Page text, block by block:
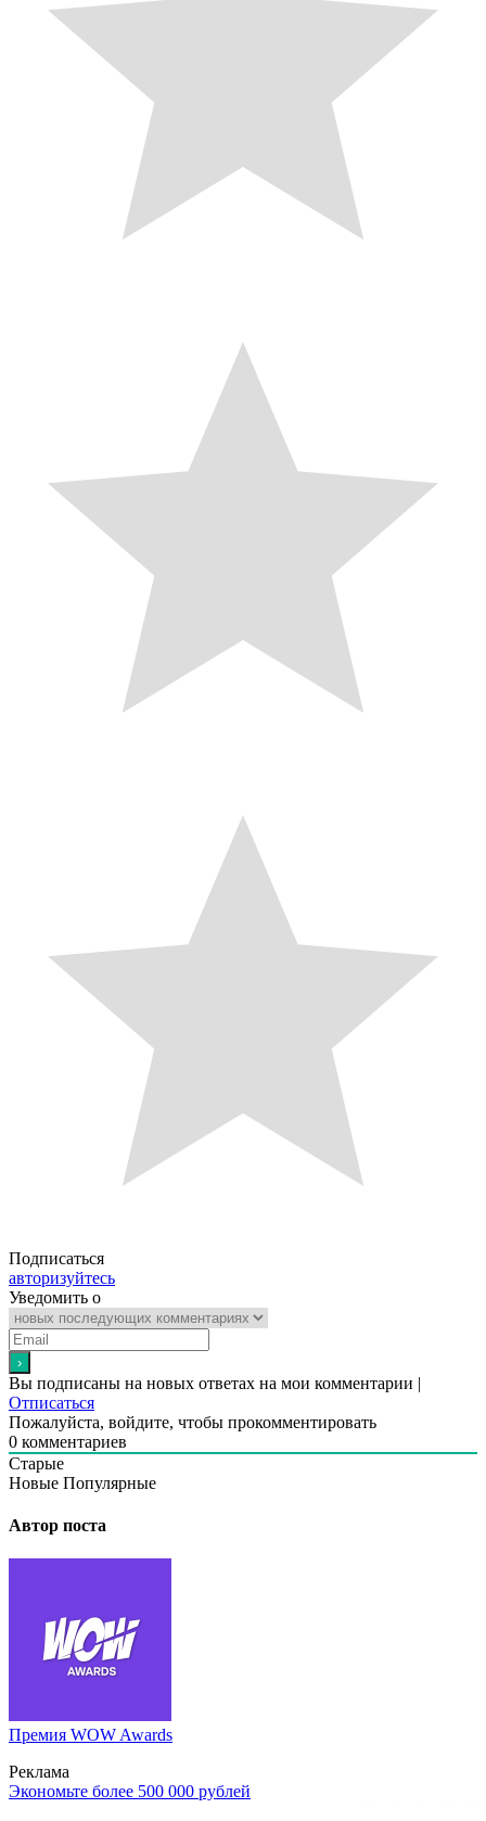
Подписаться
авторизуйтесь
Уведомить о
Вы подписаны на новых ответах на мои комментарии |
Отписаться
Пожалуйста, войдите, чтобы прокомментировать
0 комментариев
Старые
Новые Популярные
Автор поста
Премия WOW Awards
Реклама
Экономьте более 500 000 рублей